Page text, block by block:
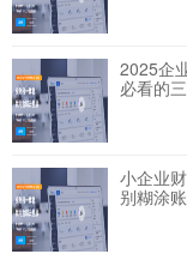
2025企
必看的
小企业
别糊涂账